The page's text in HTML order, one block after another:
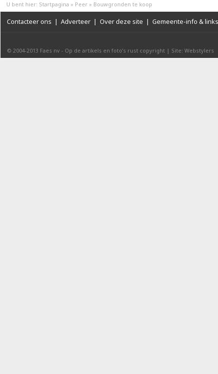
U bent hier: Startpagina » Peer » Bouwgronden te koop
Contacteer ons | Adverteer | Over deze site | Gemeente-info & links
© 2004-2013 Faes nv - Op de artikels en foto’s rust copyright | Site: Webstylers